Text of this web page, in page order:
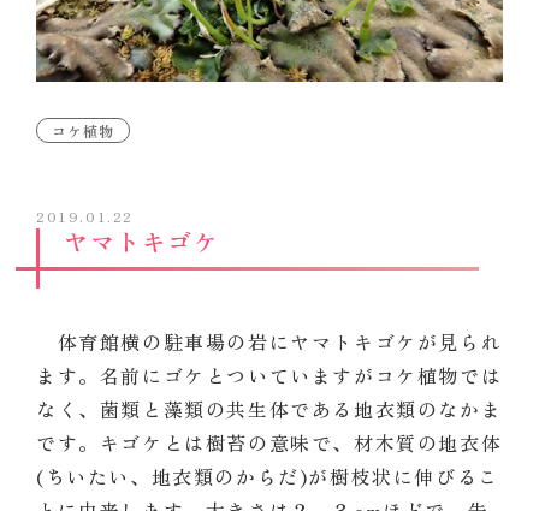
コケ植物
2019.01.22
ヤマトキゴケ
体育館横の駐車場の岩にヤマトキゴケが見られ
ます。名前にゴケとついていますがコケ植物では
なく、菌類と藻類の共生体である地衣類のなかま
です。キゴケとは樹苔の意味で、材木質の地衣体
(ちいたい、地衣類のからだ)が樹枝状に伸びるこ